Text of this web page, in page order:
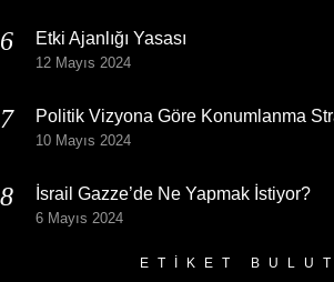
Etki Ajanlığı Yasası
12 Mayıs 2024
Politik Vizyona Göre Konumlanma
10 Mayıs 2024
İsrail Gazze’de Ne Yapmak İstiyor?
6 Mayıs 2024
ETIKET